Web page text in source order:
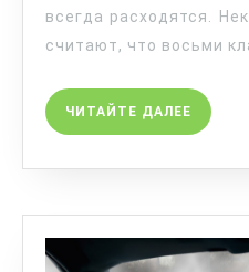
всегда расходятся.
считают, что восьми
ЧИТАЙТЕ ДАЛЕЕ